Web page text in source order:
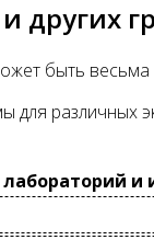
других
быть
и